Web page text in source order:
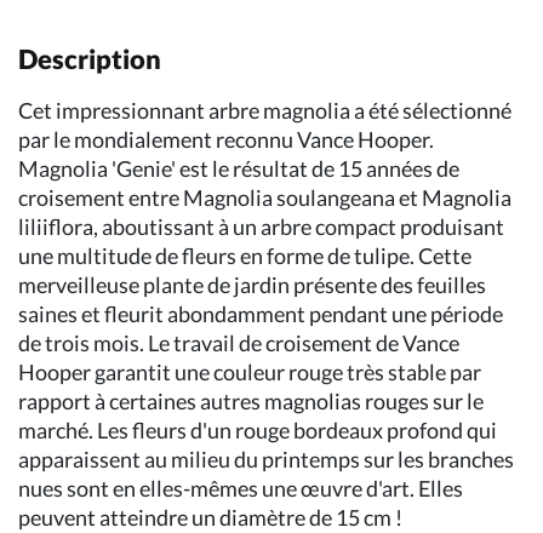
Description
Cet impressionnant arbre magnolia a été sélectionné
par le mondialement reconnu Vance Hooper.
Magnolia 'Genie' est le résultat de 15 années de
croisement entre Magnolia soulangeana et Magnolia
liliiflora, aboutissant à un arbre compact produisant
une multitude de fleurs en forme de tulipe. Cette
merveilleuse plante de jardin présente des feuilles
saines et fleurit abondamment pendant une période
de trois mois. Le travail de croisement de Vance
Hooper garantit une couleur rouge très stable par
rapport à certaines autres magnolias rouges sur le
marché. Les fleurs d'un rouge bordeaux profond qui
apparaissent au milieu du printemps sur les branches
nues sont en elles-mêmes une œuvre d'art. Elles
peuvent atteindre un diamètre de 15 cm !